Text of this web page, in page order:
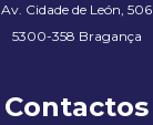
Av. Cidade de León, 506
5300-358 Bragança
Contactos